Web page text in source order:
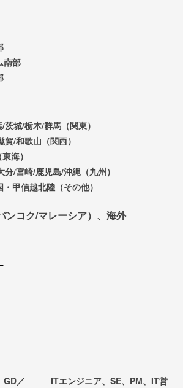
南部
城/栃木/群馬（関東）
/和歌山（関西）
海）
/宮崎/鹿児島/沖縄（九州）
甲信越北陸（その他）
ンコク/マレーシア）、海外
GD／
ITエンジニア、SE、PM、IT営